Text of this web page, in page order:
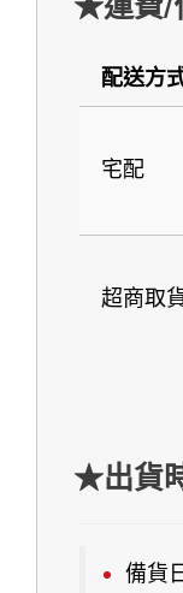
配送方
宅配
超商取
★出貨
備貨